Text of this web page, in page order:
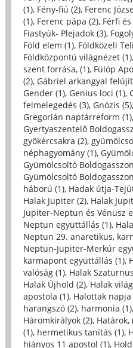
(1), Fény-fiú (2), Ferenc
(1), Ferenc pápa (2), Férfi
Fiastyúk- Plejadok (3),
Föld elem (1), Földközeli
Földközpontú világnézet (1),
szent forrása, (1), Fülöp
(2), Gábriel arkangyal
Gender (1), Genius loci (1),
felmelegedés (3), Gnózis (5),
Gregorián naptárreform (1),
Gyertyaszentelő
gyökércsakra (2),
néphagyomány (1),
Gyümölcsoltó
Gyümölcsoltó
háború (1), Hadak útja-
Halak Jupiter (2), Halak
Jupiter-Neptun és Vénusz
Neptun együttállás (1),
Neptun 29. anaretikus,
Neptun-Jupiter-Merkúr
karmapont együttállás (1),
valóság (1), Halak
Halak Újhold (2), Halak
apostola (1), Halottak napja
harangszó (2), harmonia (1),
Háromkirályok (2), Határok,
(1), hermetikus tanítás (1),
hiányos 11 apostol (1),